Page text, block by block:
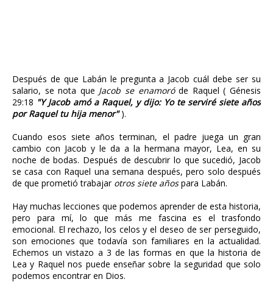
Después de que Labán le pregunta a Jacob cuál debe ser su
salario, se nota que Jacob se enamoróde Raquel ( Génesis
29:18 "Y Jacob amó a Raquel, y dijo: Yo te serviré siete años
por Raquel tu hija menor").
Cuando esos siete años terminan, el padre juega un gran
cambio con Jacob y le da a la hermana mayor, Lea, en su
noche de bodas. Después de descubrir lo que sucedió, Jacob
se casa con Raquel una semana después, pero solo después
de que prometió trabajar otros siete añospara Labán.
Hay muchas lecciones que podemos aprender de esta historia,
pero para mí, lo que más me fascina es el trasfondo
emocional. El rechazo, los celos y el deseo de ser perseguido,
son emociones que todavía son familiares en la actualidad.
Echemos un vistazo a 3 de las formas en que la historia de
Lea y Raquel nos puede enseñar sobre la seguridad que solo
podemos encontrar en Dios.